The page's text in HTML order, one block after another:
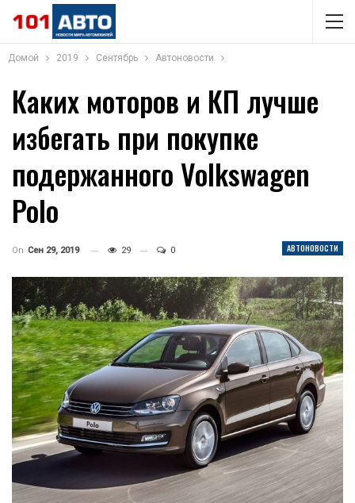
Домой 2019 Сентябрь Автоновости
Каких моторов и КП лучше
избегать при покупке
подержанного Volkswagen
Polo
АВТОНОВОСТИ
On Сен 29, 2019 29 0